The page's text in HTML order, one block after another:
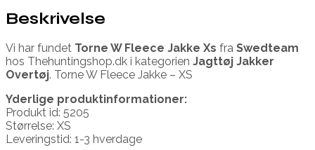
Beskrivelse
Vi har fundet Torne W Fleece Jakke Xs fra Swedteam
hos Thehuntingshop.dk i kategorien Jagttøj Jakker
Overtøj. Torne W Fleece Jakke – XS
Yderlige produktinformationer:
Produkt id: 5205
Størrelse: XS
Leveringstid: 1-3 hverdage